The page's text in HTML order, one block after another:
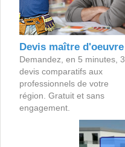
Devis maître d'oeuvre
Demandez, en 5 minutes, 3
devis comparatifs aux
professionnels de votre
région. Gratuit et sans
engagement.